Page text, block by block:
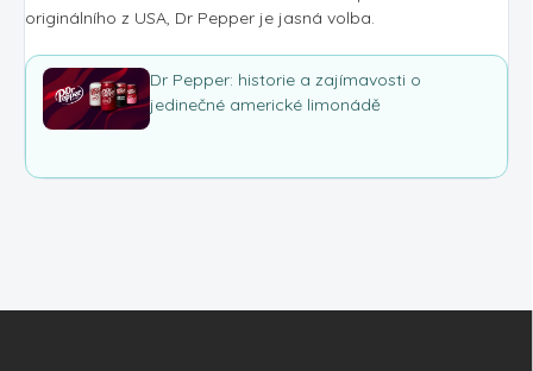
originálního z USA, Dr Pepper je jasná volba.
Dr Pepper: historie a zajímavosti o
jedinečné americké limonádě